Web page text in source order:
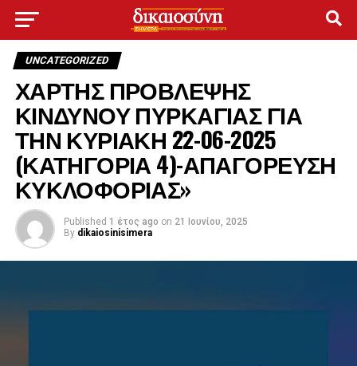
UNCATEGORIZED
ΧΑΡΤΗΣ ΠΡΟΒΛΕΨΗΣ
ΚΙΝΔΥΝΟΥ ΠΥΡΚΑΓΙΑΣ ΓΙΑ
ΤΗΝ ΚΥΡΙΑΚΗ 22-06-2025
(ΚΑΤΗΓΟΡΙΑ 4)-ΑΠΑΓΟΡΕΥΣΗ
ΚΥΚΛΟΦΟΡΙΑΣ»
Published 1 έτος ago on 21 Ιουνίου, 2025
By dikaiosinisimera